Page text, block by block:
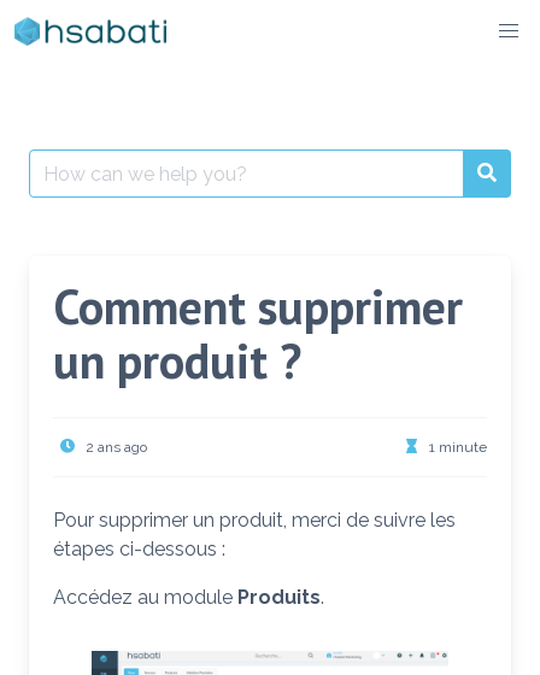
Skip
to
Search
for:
Comment supprimer
un produit ?
2 ans ago 1 minute
Pour supprimer un produit, merci de suivre les
étapes ci-dessous :
Accédez au module Produits.